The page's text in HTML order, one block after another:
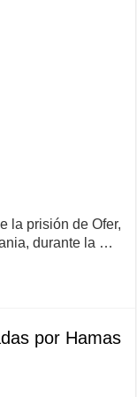
la prisión de Ofer,
durante la …
por Hamas